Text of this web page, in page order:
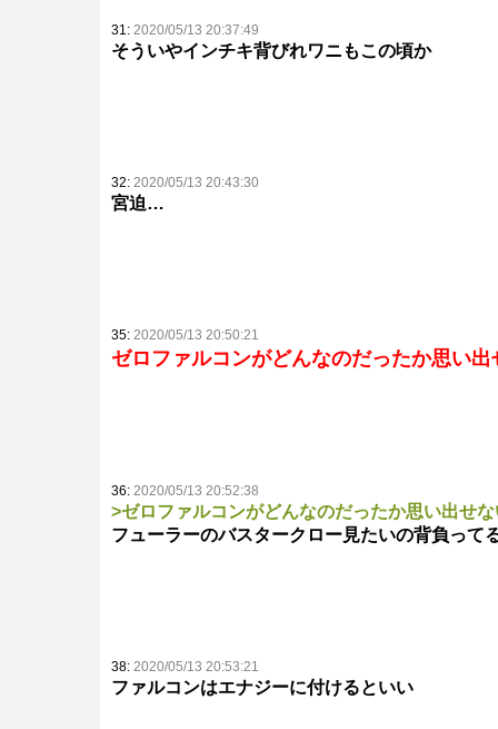
31: 2020/05/13 20:37:49
そういやインチキ背びれワニもこの頃か
32: 2020/05/13 20:43:30
宮迫…
35: 2020/05/13 20:50:21
ゼロファルコンがどんなのだったか思い出
36: 2020/05/13 20:52:38
>ゼロファルコンがどんなのだったか思い出せな
フューラーのバスタークロー見たいの背負って
38: 2020/05/13 20:53:21
ファルコンはエナジーに付けるといい